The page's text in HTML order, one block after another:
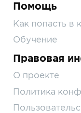
Помощь
Как попасть в
Обучение
Правовая
О проекте
Политика